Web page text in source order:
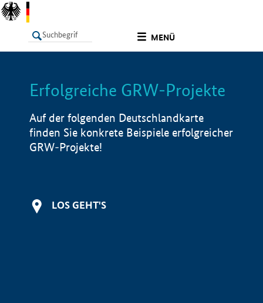
MENÜ
LISTE Info
Erfolgreiche GRW-Projekte
Auf der folgenden Deutschlandkarte
finden Sie konkrete Beispiele erfolgreicher
GRW-Projekte!
LOS GEHT'S